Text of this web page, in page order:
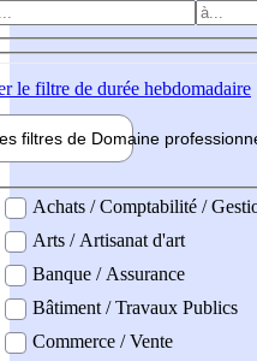
le filtre de durée hebdomadaire
filtres de Domaine pro
professionel
Achats / Comptabilité /
Arts / Artisanat d'art
Banque / Assurance
Bâtiment / Travaux Publics
Commerce / Vente